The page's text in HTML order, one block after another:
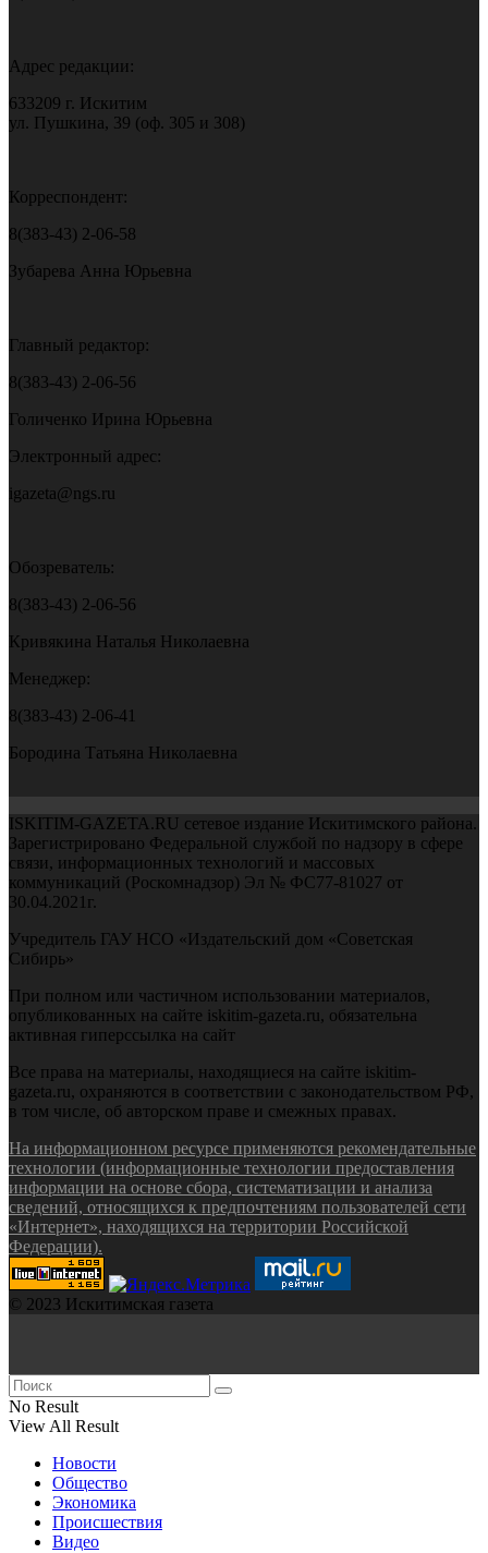
Адрес редакции:
633209 г. Искитим
ул. Пушкина, 39 (оф. 305 и 308)
Корреспондент:
8(383-43) 2-06-58
Зубарева Анна Юрьевна
Главный редактор:
8(383-43) 2-06-56
Голиченко Ирина Юрьевна
Электронный адрес:
igazeta@ngs.ru
Обозреватель:
8(383-43) 2-06-56
Кривякина Наталья Николаевна
Менеджер:
8(383-43) 2-06-41
Бородина Татьяна Николаевна
ISKITIM-GAZETA.RU сетевое издание Искитимского района.
Зарегистрировано Федеральной службой по надзору в сфере
связи, информационных технологий и массовых
коммуникаций (Роскомнадзор) Эл № ФС77-81027 от
30.04.2021г.
Учредитель ГАУ НСО «Издательский дом «Советская
Сибирь»
При полном или частичном использовании материалов,
опубликованных на сайте iskitim-gazeta.ru, обязательна
активная гиперссылка на сайт
Все права на материалы, находящиеся на сайте iskitim-
gazeta.ru, охраняются в соответствии с законодательством РФ,
в том числе, об авторском праве и смежных правах.
На информационном ресурсе применяются рекомендательные
технологии (информационные технологии предоставления
информации на основе сбора, систематизации и анализа
сведений, относящихся к предпочтениям пользователей сети
«Интернет», находящихся на территории Российской
Федерации).
© 2023 Искитимская газета
No Result
View All Result
Новости
Общество
Экономика
Происшествия
Видео